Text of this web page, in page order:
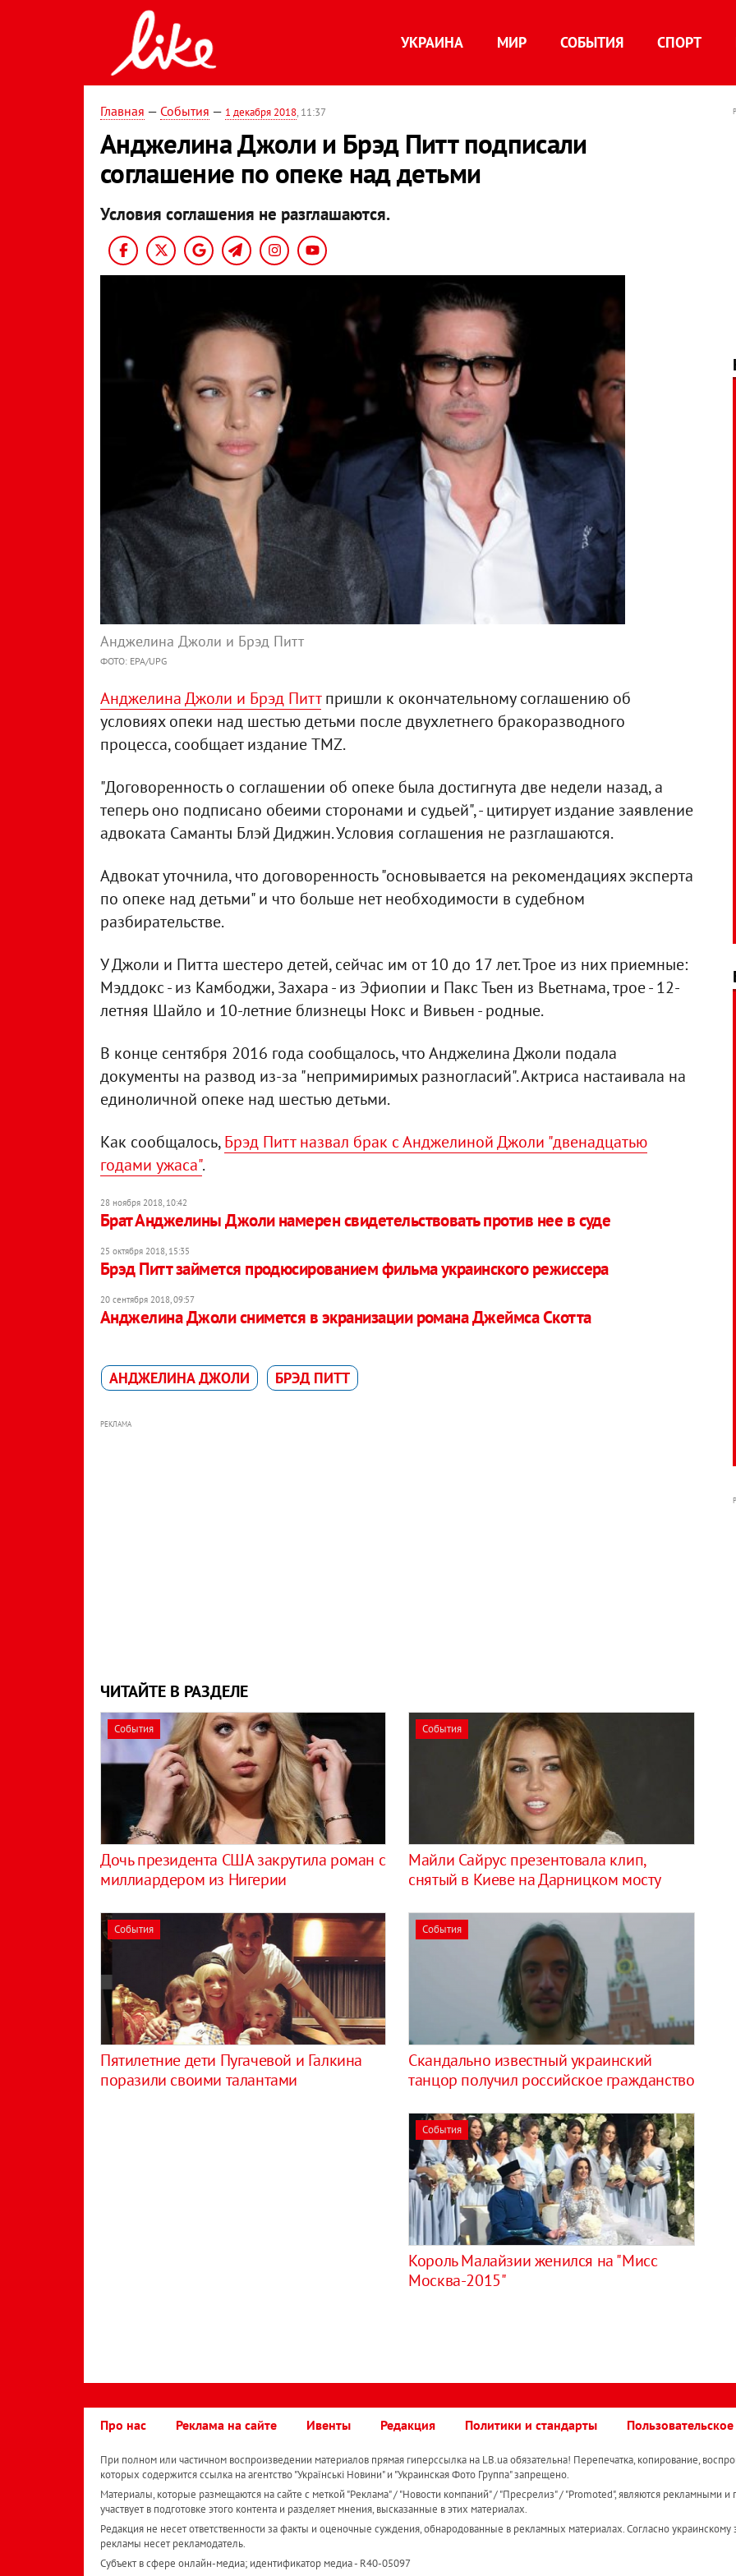
УКРАИНА МИР СОБЫТИЯ СПОРТ
Главная — События — 1 декабря 2018, 11:37
Анджелина Джоли и Брэд Питт подписали
соглашение по опеке над детьми
Условия соглашения не разглашаются.
Анджелина Джоли и Брэд Питт
ФОТО: EPA/UPG
Анджелина Джоли и Брэд Питтпришли к окончательному соглашению об
условиях опеки над шестью детьми после двухлетнего бракоразводного
процесса, сообщает издание TMZ.
"Договоренность о соглашении об опеке была достигнута две недели назад, а
теперь оно подписано обеими сторонами и судьей", - цитирует издание заявление
адвоката Саманты Блэй Диджин. Условия соглашения не разглашаются.
Адвокат уточнила, что договоренность "основывается на рекомендациях эксперта
по опеке над детьми" и что больше нет необходимости в судебном
разбирательстве.
У Джоли и Питта шестеро детей, сейчас им от 10 до 17 лет. Трое из них приемные:
Мэддокс - из Камбоджи, Захара - из Эфиопии и Пакс Тьен из Вьетнама, трое - 12-
летняя Шайло и 10-летние близнецы Нокс и Вивьен - родные.
В конце сентября 2016 года сообщалось, что Анджелина Джоли подала
документы на развод из-за "непримиримых разногласий". Актриса настаивала на
единоличной опеке над шестью детьми.
Как сообщалось,Брэд Питт назвал брак с Анджелиной Джоли "двенадцатью
годами ужаса".
28 ноября 2018, 10:42
Брат Анджелины Джоли намерен свидетельствовать против нее в суде
25 октября 2018, 15:35
Брэд Питт займется продюсированием фильма украинского режиссера
20 сентября 2018, 09:57
Анджелина Джоли снимется в экранизации романа Джеймса Скотта
АНДЖЕЛИНА ДЖОЛИ БРЭД ПИТТ
РЕКЛАМА
ЧИТАЙТЕ В РАЗДЕЛЕ
События
Дочь президента США закрутила роман с
миллиардером из Нигерии
События
Майли Сайрус презентовала клип,
снятый в Киеве на Дарницком мосту
События
Пятилетние дети Пугачевой и Галкина
поразили своими талантами
События
Скандально известный украинский
танцор получил российское гражданство
События
Король Малайзии женился на "Мисс
Москва-2015"
Про нас Реклама на сайте Ивенты Редакция Политики и стандарты
При полном или частичном воспроизведении материалов прямая гиперссылка на LB.ua обязательна! Перепечатка, копирование,
которых содержится ссылка на агентство "Українськi Новини" и "Украинская Фото Группа" запрещено.
Материалы, которые размещаются на сайте с меткой "Реклама" / "Новости компаний" / "Пресрелиз" / "Promoted", являются рекламными и
участвует в подготовке этого контента и разделяет мнения, высказанные в этих материалах.
Редакция не несет ответственности за факты и оценочные суждения, обнародованные в рекламных материалах. Согласно украинскому
рекламы несет рекламодатель.
Субъект в сфере онлайн-медиа; идентификатор медиа - R40-05097